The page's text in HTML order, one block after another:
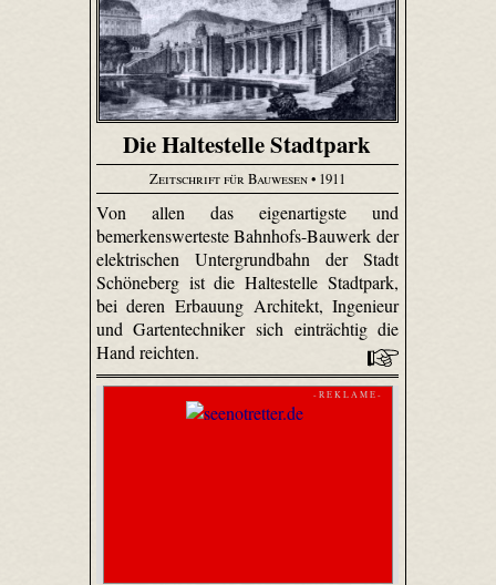
Die Haltestelle Stadtpark
Zeitschrift für Bauwesen• 1911
Von allen das eigenartigste und
bemerkenswerteste Bahnhofs-Bauwerk der
elektrischen Untergrundbahn der Stadt
Schöneberg ist die Haltestelle Stadtpark,
bei deren Erbauung Architekt, Ingenieur
und Gartentechniker sich einträchtig die
Hand reichten.
- R E K L A M E -